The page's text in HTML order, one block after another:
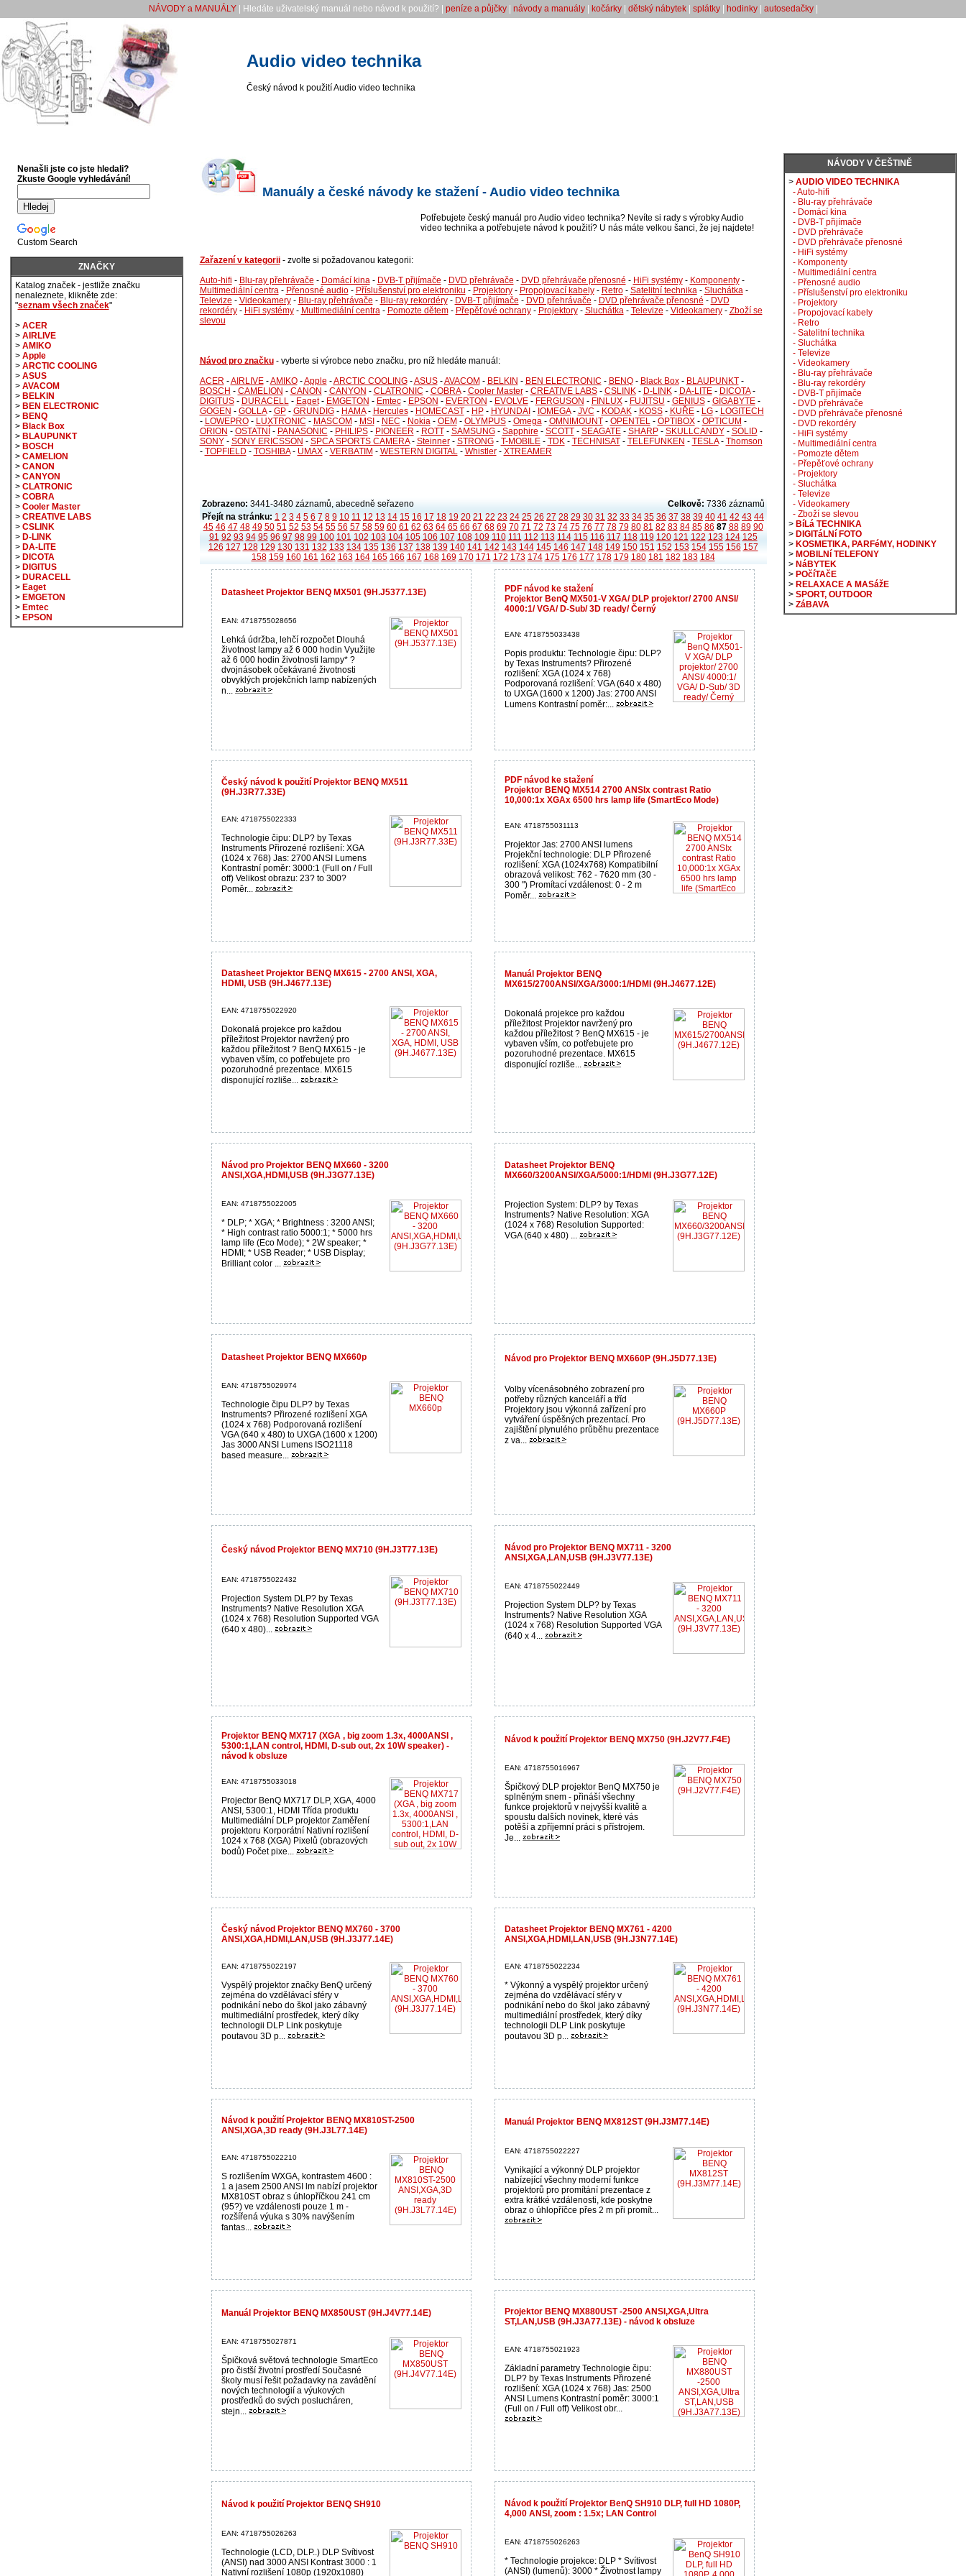
NÁVODY a MANUÁLY| Hledáte uživatelský manuál nebo návod k použití? | peníze a půjčky| návody a manuály| kočárky| dětský nábytek| splátky| hodinky| autosedačky|
Audio video technika
Český návod k použití Audio video technika
Manuály a české návody ke stažení - Audio video technika
Potřebujete český manuál pro Audio video technika? Nevíte si rady s výrobky Audio
video technika a potřebujete návod k použití? U nás máte velkou šanci, že jej najdete!
Zařazení v kategorii - zvolte si požadovanou kategorii:
Auto-hifi - Blu-ray přehrávače - Domácí kina- DVB-T přijímače - DVD přehrávače - DVD přehrávače přenosné - HiFi systémy- Komponenty-
Multimediální centra- Přenosné audio- Příslušenství pro elektroniku - Projektory- Propojovací kabely- Retro- Satelitní technika- Sluchátka-
Televize - Videokamery- Blu-ray přehrávače - Blu-ray rekordéry- DVB-T přijímače - DVD přehrávače - DVD přehrávače přenosné - DVD
rekordéry- HiFi systémy- Multimediální centra- Pomozte dětem- Přepěťové ochrany- Projektory- Sluchátka- Televize - Videokamery- Zboží se
slevou
Návod pro značku - vyberte si výrobce nebo značku, pro níž hledáte manuál:
ACER -AIRLIVE-AMIKO-Apple -ARCTIC COOLING-ASUS-AVACOM - BELKIN - BEN ELECTRONIC - BENQ- Black Box- BLAUPUNKT-
BOSCH - CAMELION - CANON - CANYON - CLATRONIC - COBRA- Cooler Master- CREATIVE LABS- CSLINK- D-LINK- DA-LITE- DICOTA-
DIGITUS- DURACELL- Eaget- EMGETON - Emtec- EPSON - EVERTON - EVOLVE- FERGUSON - FINLUX- FUJITSU - GENIUS- GIGABYTE-
GOGEN - GOLLA- GP- GRUNDIG- HAMA- Hercules- HOMECAST- HP- HYUNDAI - IOMEGA- JVC - KODAK- KOSS- KUŘE- LG- LOGITECH
- LOWEPRO- LUXTRONIC - MASCOM - MSI - NEC - Nokia- OEM - OLYMPUS- Omega- OMNIMOUNT- OPENTEL- OPTIBOX- OPTICUM -
ORION - OSTATNÍ - PANASONIC - PHILIPS- PIONEER - ROTT- SAMSUNG- Sapphire - SCOTT- SEAGATE- SHARP- SKULLCANDY- SOLID -
SONY- SONY ERICSSON - SPCA SPORTS CAMERA- Steinner- STRONG- T-MOBILE- TDK- TECHNISAT- TELEFUNKEN - TESLA- Thomson
- TOPFIELD - TOSHIBA- UMAX- VERBATIM - WESTERN DIGITAL- Whistler- XTREAMER
Zobrazeno: 3441-3480 záznamů, abecedně seřazeno Celkově: 7336 záznamů
Přejít na stránku: 1 2 3 4 5 6 7 8 9 10 11 12 13 14 15 16 17 18 19 20 21 22 23 24 25 26 27 28 29 30 31 32 33 34 35 36 37 38 39 40 41 42 43 44
45 46 47 48 49 50 51 52 53 54 55 56 57 58 59 60 61 62 63 64 65 66 67 68 69 70 71 72 73 74 75 76 77 78 79 80 81 82 83 84 85 86 87 88 89 90
91 92 93 94 95 96 97 98 99 100 101 102 103 104 105 106 107 108 109 110 111 112 113 114 115 116 117 118 119 120 121 122 123 124 125
126 127 128 129 130 131 132 133 134 135 136 137 138 139 140 141 142 143 144 145 146 147 148 149 150 151 152 153 154 155 156 157
158 159 160 161 162 163 164 165 166 167 168 169 170 171 172 173 174 175 176 177 178 179 180 181 182 183 184
Datasheet Projektor BENQ MX501 (9H.J5377.13E)
EAN: 4718755028656
Lehká údržba, lehčí rozpočet Dlouhá
životnost lampy až 6 000 hodin Využijte
až 6 000 hodin životnosti lampy* ?
dvojnásobek očekávané životnosti
obvyklých projekčních lamp nabízených
n...
PDF návod ke stažení
Projektor BenQ MX501-V XGA/ DLP projektor/ 2700 ANSI/
4000:1/ VGA/ D-Sub/ 3D ready/ Černý
EAN: 4718755033438
Popis produktu: Technologie čipu: DLP?
by Texas Instruments? Přirozené
rozlišení: XGA (1024 x 768)
Podporovaná rozlišení: VGA (640 x 480)
to UXGA (1600 x 1200) Jas: 2700 ANSI
Lumens Kontrastní poměr:...
Český návod k použití Projektor BENQ MX511
(9H.J3R77.33E)
EAN: 4718755022333
Technologie čipu: DLP? by Texas
Instruments Přirozené rozlišení: XGA
(1024 x 768) Jas: 2700 ANSI Lumens
Kontrastní poměr: 3000:1 (Full on / Full
off) Velikost obrazu: 23? to 300?
Poměr...
PDF návod ke stažení
Projektor BENQ MX514 2700 ANSIx contrast Ratio
10,000:1x XGAx 6500 hrs lamp life (SmartEco Mode)
EAN: 4718755031113
Projektor Jas: 2700 ANSI lumens
Projekční technologie: DLP Přirozené
rozlišení: XGA (1024x768) Kompatibilní
obrazová velikost: 762 - 7620 mm (30 -
300 ") Promítací vzdálenost: 0 - 2 m
Poměr...
Datasheet Projektor BENQ MX615 - 2700 ANSI, XGA,
HDMI, USB (9H.J4677.13E)
EAN: 4718755022920
Dokonalá projekce pro každou
příležitost Projektor navržený pro
každou příležitost ? BenQ MX615 - je
vybaven vším, co potřebujete pro
pozoruhodné prezentace. MX615
disponující rozliše...
Manuál Projektor BENQ
MX615/2700ANSI/XGA/3000:1/HDMI (9H.J4677.12E)
Dokonalá projekce pro každou
příležitost Projektor navržený pro
každou příležitost ? BenQ MX615 - je
vybaven vším, co potřebujete pro
pozoruhodné prezentace. MX615
disponující rozliše...
Návod pro Projektor BENQ MX660 - 3200
ANSI,XGA,HDMI,USB (9H.J3G77.13E)
EAN: 4718755022005
* DLP; * XGA; * Brightness : 3200 ANSI;
* High contrast ratio 5000:1; * 5000 hrs
lamp life (Eco Mode); * 2W speaker; *
HDMI; * USB Reader; * USB Display;
Brilliant color ...
Datasheet Projektor BENQ
MX660/3200ANSI/XGA/5000:1/HDMI (9H.J3G77.12E)
Projection System: DLP? by Texas
Instruments? Native Resolution: XGA
(1024 x 768) Resolution Supported:
VGA (640 x 480) ...
Datasheet Projektor BENQ MX660p
EAN: 4718755029974
Technologie čipu DLP? by Texas
Instruments? Přirozené rozlišení XGA
(1024 x 768) Podporovaná rozlišení
VGA (640 x 480) to UXGA (1600 x 1200)
Jas 3000 ANSI Lumens ISO21118
based measure...
Návod pro Projektor BENQ MX660P (9H.J5D77.13E)
Volby vícenásobného zobrazení pro
potřeby různých kanceláří a tříd
Projektory jsou výkonná zařízení pro
vytváření úspěšných prezentací. Pro
zajištění plynulého průběhu prezentace
z va...
Český návod Projektor BENQ MX710 (9H.J3T77.13E)
EAN: 4718755022432
Projection System DLP? by Texas
Instruments? Native Resolution XGA
(1024 x 768) Resolution Supported VGA
(640 x 480)...
Návod pro Projektor BENQ MX711 - 3200
ANSI,XGA,LAN,USB (9H.J3V77.13E)
EAN: 4718755022449
Projection System DLP? by Texas
Instruments? Native Resolution XGA
(1024 x 768) Resolution Supported VGA
(640 x 4...
Projektor BENQ MX717 (XGA , big zoom 1.3x, 4000ANSI ,
5300:1,LAN control, HDMI, D-sub out, 2x 10W speaker) -
návod k obsluze
EAN: 4718755033018
Projector BenQ MX717 DLP, XGA, 4000
ANSI, 5300:1, HDMI Třída produktu
Multimediální DLP projektor Zaměření
projektoru Korporátní Nativní rozlišení
1024 x 768 (XGA) Pixelů (obrazových
bodů) Počet pixe...
Návod k použití Projektor BENQ MX750 (9H.J2V77.F4E)
EAN: 4718755016967
Špičkový DLP projektor BenQ MX750 je
splněným snem - přináší všechny
funkce projektorů v nejvyšší kvalitě a
spoustu dalších novinek, které vás
potěší a zpříjemní práci s přístrojem.
Je...
Český návod Projektor BENQ MX760 - 3700
ANSI,XGA,HDMI,LAN,USB (9H.J3J77.14E)
EAN: 4718755022197
Vyspělý projektor značky BenQ určený
zejména do vzdělávací sféry v
podnikání nebo do škol jako zábavný
multimediální prostředek, který díky
technologii DLP Link poskytuje
poutavou 3D p...
Datasheet Projektor BENQ MX761 - 4200
ANSI,XGA,HDMI,LAN,USB (9H.J3N77.14E)
EAN: 4718755022234
* Výkonný a vyspělý projektor určený
zejména do vzdělávací sféry v
podnikání nebo do škol jako zábavný
multimediální prostředek, který díky
technologii DLP Link poskytuje
poutavou 3D p...
Návod k použití Projektor BENQ MX810ST-2500
ANSI,XGA,3D ready (9H.J3L77.14E)
EAN: 4718755022210
S rozlišením WXGA, kontrastem 4600 :
1 a jasem 2500 ANSI lm nabízí projektor
MX810ST obraz s úhlopříčkou 241 cm
(95?) ve vzdálenosti pouze 1 m -
rozšířená výuka s 30% navýšením
fantas...
Manuál Projektor BENQ MX812ST (9H.J3M77.14E)
EAN: 4718755022227
Vynikající a výkonný DLP projektor
nabízející všechny moderní funkce
projektorů pro promítání prezentace z
extra krátké vzdálenosti, kde poskytne
obraz o úhlopříčce přes 2 m při promít...
Manuál Projektor BENQ MX850UST (9H.J4V77.14E)
EAN: 4718755027871
Špičková světová technologie SmartEco
pro čistší životní prostředí Současné
školy musí řešit požadavky na zavádění
nových technologií a výukových
prostředků do svých poslucháren,
stejn...
Projektor BENQ MX880UST -2500 ANSI,XGA,Ultra
ST,LAN,USB (9H.J3A77.13E) - návod k obsluze
EAN: 4718755021923
Základní parametry Technologie čipu:
DLP? by Texas Instruments Přirozené
rozlišení: XGA (1024 x 768) Jas: 2500
ANSI Lumens Kontrastní poměr: 3000:1
(Full on / Full off) Velikost obr...
Návod k použití Projektor BENQ SH910
EAN: 4718755026263
Technologie (LCD, DLP..) DLP Svítivost
(ANSI) nad 3000 ANSI Kontrast 3000 : 1
Nativní rozlišení 1080p (1920x1080)
Návod k použití Projektor BenQ SH910 DLP, full HD 1080P,
4,000 ANSI, zoom : 1.5x; LAN Control
EAN: 4718755026263
* Technologie projekce: DLP * Svítivost
(ANSI) (lumenů): 3000 * Životnost lampy
Nenašli jste co jste hledali?
Zkuste Google vyhledávání!
Custom Search
ZNAČKY
Katalog značek - jestliže značku
nenaleznete, klikněte zde:
"seznam všech značek"
> ACER
> AIRLIVE
> AMIKO
> Apple
> ARCTIC COOLING
> ASUS
> AVACOM
> BELKIN
> BEN ELECTRONIC
> BENQ
> Black Box
> BLAUPUNKT
> BOSCH
> CAMELION
> CANON
> CANYON
> CLATRONIC
> COBRA
> Cooler Master
> CREATIVE LABS
> CSLINK
> D-LINK
> DA-LITE
> DICOTA
> DIGITUS
> DURACELL
> Eaget
> EMGETON
> Emtec
> EPSON
NÁVODY V ČEŠTINĚ
> AUDIO VIDEO TECHNIKA
- Auto-hifi
- Blu-ray přehrávače
- Domácí kina
- DVB-T přijímače
- DVD přehrávače
- DVD přehrávače přenosné
- HiFi systémy
- Komponenty
- Multimediální centra
- Přenosné audio
- Příslušenství pro elektroniku
- Projektory
- Propojovací kabely
- Retro
- Satelitní technika
- Sluchátka
- Televize
- Videokamery
- Blu-ray přehrávače
- Blu-ray rekordéry
- DVB-T přijímače
- DVD přehrávače
- DVD přehrávače přenosné
- DVD rekordéry
- HiFi systémy
- Multimediální centra
- Pomozte dětem
- Přepěťové ochrany
- Projektory
- Sluchátka
- Televize
- Videokamery
- Zboží se slevou
> BíLá TECHNIKA
> DIGITáLNí FOTO
> KOSMETIKA, PARFéMY, HODINKY
> MOBILNí TELEFONY
> NáBYTEK
> POčíTAčE
> RELAXACE A MASážE
> SPORT, OUTDOOR
> ZáBAVA